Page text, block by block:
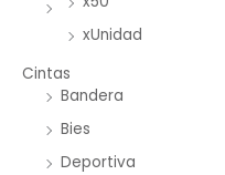
xUnidad
Cintas
Bandera
Bies
Deportiva